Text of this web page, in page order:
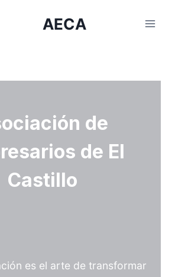
AECA
de
de El
Castillo
es el arte de transformar